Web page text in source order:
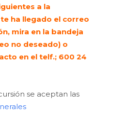
a la
ha llegado el correo
mira en la bandeja
no deseado) o
en el telf.; 600 24
se aceptan las